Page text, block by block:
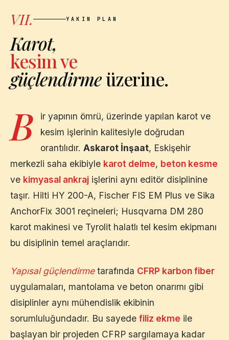
VII. YAKIN PLAN
Karot,
kesim ve
güçlendirmeüzerine.
B
ir yapının ömrü, üzerinde yapılan karot ve
kesim işlerinin kalitesiyle doğrudan
orantılıdır. Askarot İnşaat, Eskişehir
merkezli saha ekibiyle karot delme, beton kesme
ve kimyasal ankraj işlerini aynı editör disiplinine
taşır. Hilti HY 200-A, Fischer FIS EM Plus ve Sika
AnchorFix 3001 reçineleri; Husqvarna DM 280
karot makinesi ve Tyrolit halatlı tel kesim ekipmanı
bu disiplinin temel araçlarıdır.
Yapısal güçlendirmetarafında CFRP karbon fiber
uygulamaları, mantolama ve beton onarımı gibi
disiplinler aynı mühendislik ekibinin
sorumluluğundadır. Bu sayede filiz ekme ile
başlayan bir projeden CFRP sargılamaya kadar